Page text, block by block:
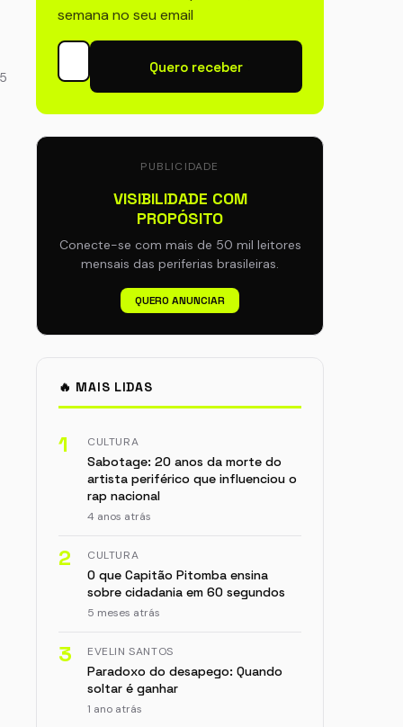
semana no seu email
Quero receber
PUBLICIDADE
VISIBILIDADE COM
PROPÓSITO
Conecte-se com mais de 50 mil leitores
mensais das periferias brasileiras.
QUERO ANUNCIAR
🔥 MAIS LIDAS
1 CULTURA
Sabotage: 20 anos da morte do
artista periférico que influenciou o
rap nacional
4 anos atrás
2 CULTURA
O que Capitão Pitomba ensina
sobre cidadania em 60 segundos
5 meses atrás
3 EVELIN SANTOS
Paradoxo do desapego: Quando
soltar é ganhar
1 ano atrás